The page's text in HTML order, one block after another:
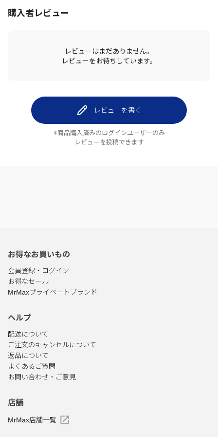
購入者レビュー
レビューはまだありません。
レビューをお待ちしています。
レビューを書く
※商品購入済みのログインユーザーのみ
レビューを投稿できます
お得なお買いもの
会員登録・ログイン
お得なセール
MrMaxプライベートブランド
ヘルプ
配送について
ご注文のキャンセルについて
返品について
よくあるご質問
お問い合わせ・ご意見
店舗
MrMax店舗一覧